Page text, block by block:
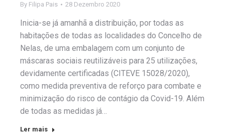
By Filipa Pais 28 Dezembro 2020
Inicia-se já amanhã a distribuição, por todas as
habitações de todas as localidades do Concelho de
Nelas, de uma embalagem com um conjunto de
máscaras sociais reutilizáveis para 25 utilizações,
devidamente certificadas (CITEVE 15028/2020),
como medida preventiva de reforço para combate e
minimização do risco de contágio da Covid-19. Além
de todas as medidas já…
Ler mais